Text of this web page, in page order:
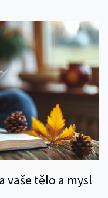
vaše tělo a mysl